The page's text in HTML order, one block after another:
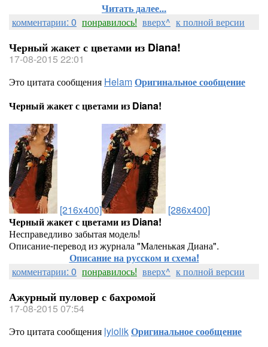
Читать далее...
комментарии: 0 понравилось! вверх^ к полной версии
Черный жакет с цветами из Diana!
17-08-2015 22:01
Это цитата сообщения HelamОригинальное сообщение
Черный жакет с цветами из Diana!
[216x400]
[286x400]
Черный жакет с цветами из Diana!
Несправедливо забытая модель!
Описание-перевод из журнала "Маленькая Диана".
Описание на русском и схема!
комментарии: 0 понравилось! вверх^ к полной версии
Ажурный пуловер с бахромой
17-08-2015 07:54
Это цитата сообщения lyiolikОригинальное сообщение